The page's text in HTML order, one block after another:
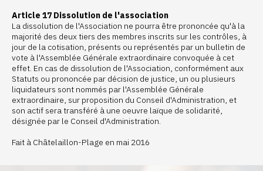
Article 17 Dissolution de l'association
La dissolution de l'Association ne pourra être prononcée qu'à la
majorité des deux tiers des membres inscrits sur les contrôles, à
jour de la cotisation, présents ou représentés par un bulletin de
vote à l'Assemblée Générale extraordinaire convoquée à cet
effet. En cas de dissolution de l'Association, conformément aux
Statuts ou prononcée par décision de justice, un ou plusieurs
liquidateurs sont nommés par l'Assemblée Générale
extraordinaire, sur proposition du Conseil d'Administration, et
son actif sera transféré à une oeuvre laïque de solidarité,
désignée par le Conseil d'Administration.
Fait à Châtelaillon-Plage en mai 2016